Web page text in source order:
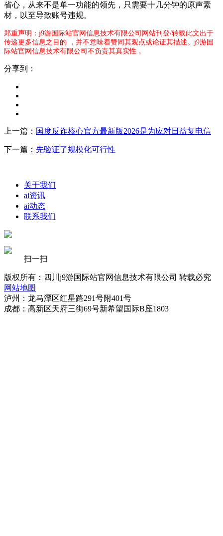
省心，从来不是单一功能的领先，只需要十几分钟的原声素
材，以至导致账号违规。
郑重声明：j9游国际站官网信息技术有限公司网站刊登/转载此文出于
传递更多信息之目的 ，并不意味着赞同其观点或论证其描述。j9游国
际站官网信息技术有限公司不负责其真实性 。
分享到：
上一篇： 国度反诈核心官方最新版2026是为应对日益复电信
下一篇： 先验证了规模化可行性
关于我们
ai资讯
ai动态
联系我们
扫一扫
版权所有：四川j9游国际站官网信息技术有限公司 转载必究
网站地图
泸州：龙马潭区红星路291号附401号
成都：高新区天府三街69号新希望国际B座1803